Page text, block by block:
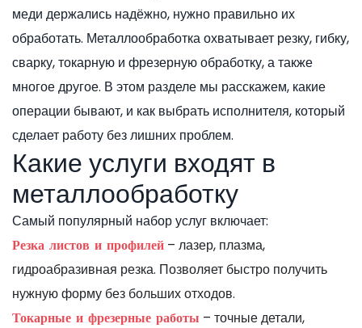
меди держались надёжно, нужно правильно их
обработать. Металлообработка охватывает резку, гибку,
сварку, токарную и фрезерную обработку, а также
многое другое. В этом разделе мы расскажем, какие
операции бывают, и как выбрать исполнителя, который
сделает работу без лишних проблем.
Какие услуги входят в
металлообработку
Самый популярный набор услуг включает:
Резка листов и профилей – лазер, плазма,
гидроабразивная резка. Позволяет быстро получить
нужную форму без больших отходов.
Токарные и фрезерные работы – точные детали,